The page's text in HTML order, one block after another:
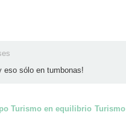
eso sólo en tumbonas!